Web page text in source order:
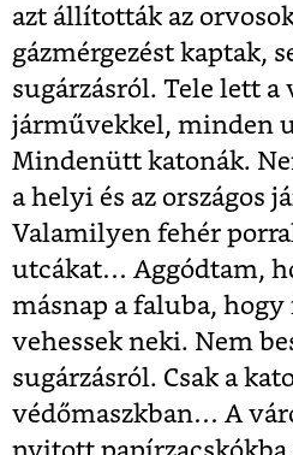
azt állították az
gázmérgezést kaptak,
sugárzásról. Tele lett a
járművekkel, minden
Mindenütt katonák.
a helyi és az országos
Valamilyen fehér
utcákat… Aggódtam,
másnap a faluba,
vehessek neki. Nem
sugárzásról. Csak a
védőmaszkban… A